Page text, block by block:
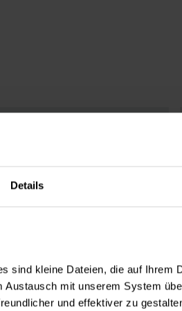
Details
sind kleine Dateien, die auf Ihrem
mit unserem System
und effektiver zu
in
Bereiche eines
eines
mit.